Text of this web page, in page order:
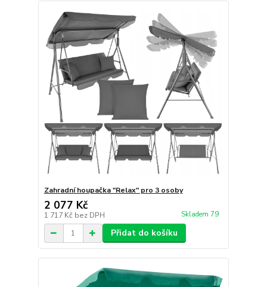
Zahradní houpačka "Relax" pro 3 osoby
2 077 Kč
1 717 Kč bez DPH Skladem 79
Přidat do košíku